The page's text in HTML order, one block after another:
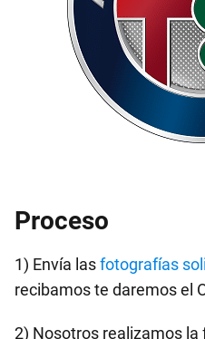
Proceso
1) Envía lasfotografías
recibamos te daremos el
2) Nosotros realizamos